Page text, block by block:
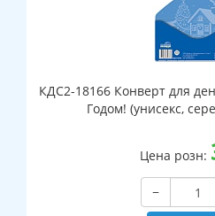
КДС2-18166 Конверт для
Годом! (унисекс,
Цена розн:
−